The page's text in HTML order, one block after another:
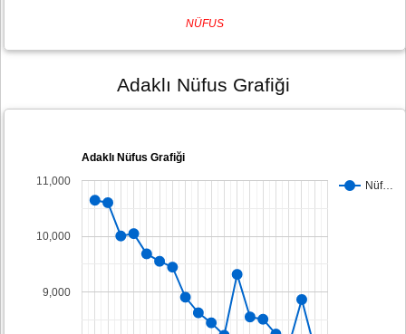
NÜFUS
Adaklı Nüfus Grafiği
Adaklı Nüfus Grafiği
Nüf…
9,000
10,000
11,000